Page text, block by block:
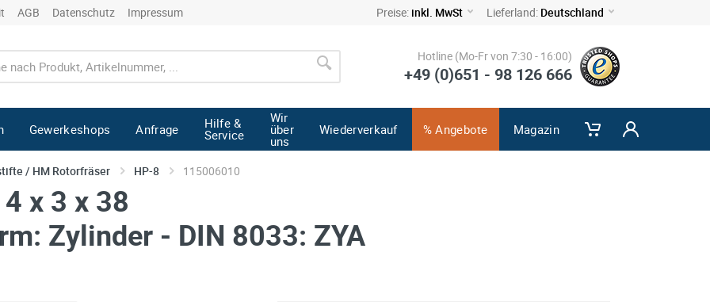
AGB Datenschutz Impressum Preise: inkl. MwSt Lieferland: Deutschland
Hotline (Mo-Fr von 7:30 - 16:00)
+49 (0)651 - 98 126 666
Gewerkeshops Anfrage Hilfe &
Service
Wir
über
uns
Wiederverkauf % Angebote Magazin
/ HM Rotorfräser HP-8 115006010
x 3 x 38
Zylinder - DIN 8033: ZYA